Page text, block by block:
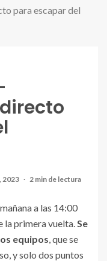
para escapar del
2023 2 min de lectura
a las 14:00
la primera vuelta.Se
equipos, que se
y solo dos puntos